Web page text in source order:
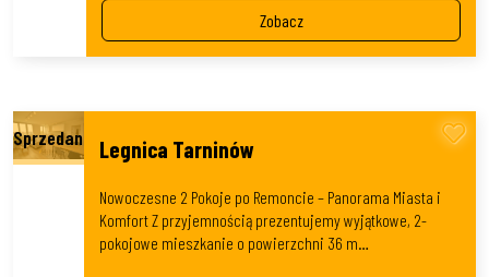
Zobacz
Legnica Tarninów
Nowoczesne 2 Pokoje po Remoncie – Panorama Miasta i
Komfort Z przyjemnością prezentujemy wyjątkowe, 2-
pokojowe mieszkanie o powierzchni 36 m…